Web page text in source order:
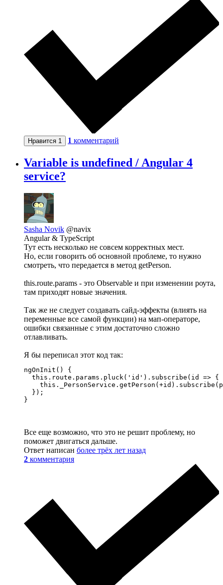
Нравится 1 1 комментарий
Variable is undefined / Angular 4
service?
Sasha Novik @navix
Angular & TypeScript
Тут есть несколько не совсем корректных мест.
Но, если говорить об основной проблеме, то нужно
смотреть, что передается в метод getPerson.
this.route.params - это Observable и при изменении роута,
там приходят новые значения.
Так же не следует создавать сайд-эффекты (влиять на
переменные все самой функции) на мап-операторе,
ошибки связанные с этим достаточно сложно
отлавливать.
Я бы переписал этот код так:
ngOnInit() {
  this.route.params.pluck('id').subscribe(id => {
  });
}
Все еще возможно, что это не решит проблему, но
поможет двигаться дальше.
Ответ написан более трёх лет назад
2 комментария